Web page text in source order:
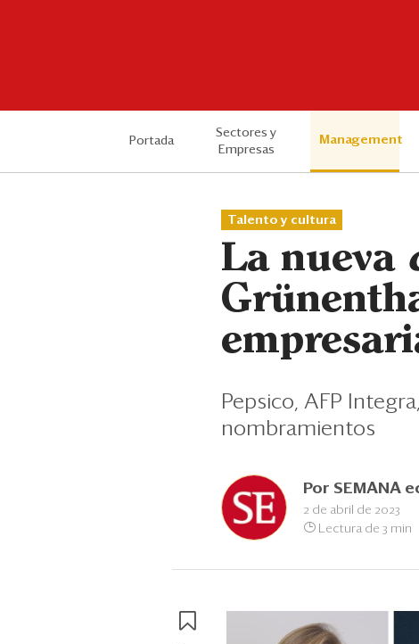
Portada
Sectores y
Empresas
Management
Talento y cultura
La nueva
Pepsico, AFP
nombramientos
Por SEMANA
2 de abril de 2023
Lectura de 3 min